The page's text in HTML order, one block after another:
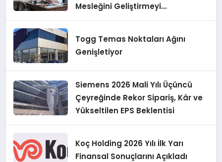
Mesleğini Geliştirmeyi
Hedefliyoruz”
Togg Temas Noktaları Ağını
Genişletiyor
Siemens 2026 Mali Yılı Üçüncü
Çeyreğinde Rekor Sipariş, Kâr ve
Yükseltilen EPS Beklentisi
Koç Holding 2026 Yılı İlk Yarı
Finansal Sonuçlarını Açıkladı